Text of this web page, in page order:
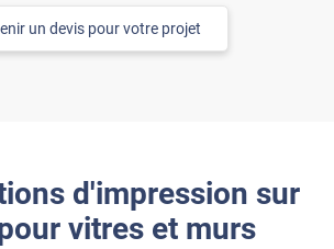
un devis pour votre projet
d'impression sur
vitres et murs